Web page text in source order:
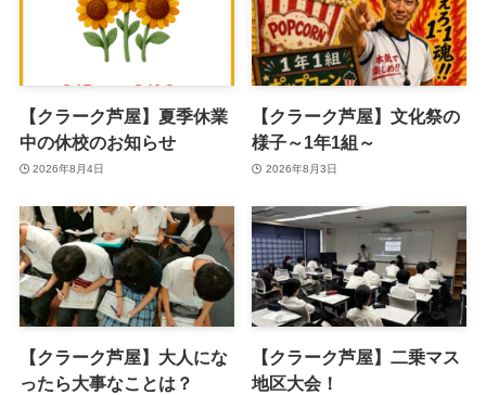
【クラーク芦屋】夏季休業
中の休校のお知らせ
2026年8月4日
【クラーク芦屋】文化祭の
様子～1年1組～
2026年8月3日
【クラーク芦屋】大人にな
ったら大事なことは？
【クラーク芦屋】二乗マス
地区大会！